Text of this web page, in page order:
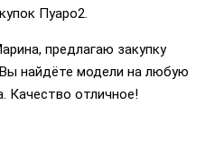
Пуаро2.
предлагаю закупку
найдёте модели на любую
Качество отличное!